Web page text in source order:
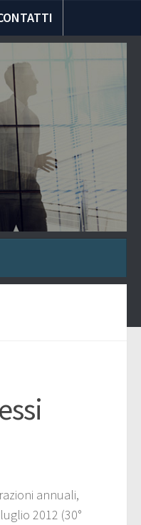
annuali,
2012 (30°